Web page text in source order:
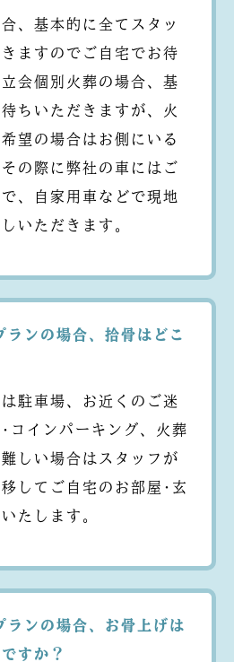
、基本的に全てスタッ
ますのでご自宅でお待
会個別火葬の場合、基
ちいただきますが、火
望の場合はお側にいる
の際に弊社の車にはご
、自家用車などで現地
いただきます。
ンの場合、拾骨はどこ
駐車場、お近くのご迷
コインパーキング、火葬
しい場合はスタッフが
してご自宅のお部屋･玄
たします。
ンの場合、お骨上げは
すか？